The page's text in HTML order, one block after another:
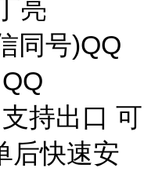
亮
同号)QQ
持出口 可
后快速安